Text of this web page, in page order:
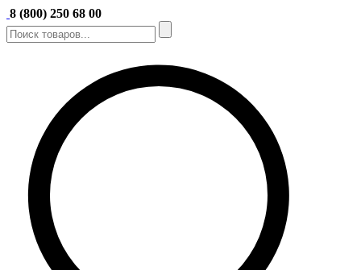
8 (800) 250 68 00